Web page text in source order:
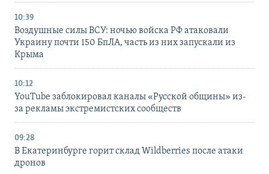
10:39
Воздушные силы ВСУ: ночью войска РФ атаковали
Украину почти 150 БпЛА, часть из них запускали из
Крыма
10:12
YouTube заблокировал каналы «Русской общины» из-
за рекламы экстремистских сообществ
09:28
В Екатеринбурге горит склад Wildberries после атаки
дронов